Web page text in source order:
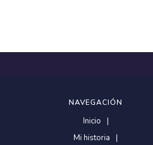
NAVEGACIÓN
Inicio
Mi historia